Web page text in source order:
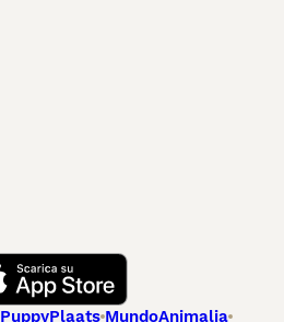
PuppyPlaats MundoAnimalia